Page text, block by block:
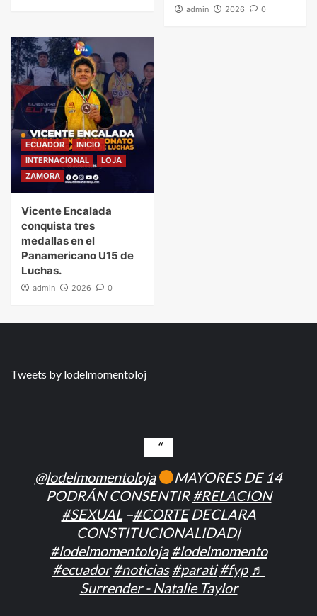
admin 2026 0
ECUADOR
INICIO
INTERNACIONAL
LOJA
ZAMORA
Vicente Encalada
conquista tres
medallas en el
Panamericano U15 de
Luchas.
admin 2026 0
Tweets by lodelmomentoloj
@lodelmomentoloja
MAYORES DE 14
PODRÁN CONSENTIR#RELACION
#SEXUAL –#CORTEDECLARA
CONSTITUCIONALIDAD|
#lodelmomentoloja #lodelmomento
#ecuador #noticias #parati #fyp ♬
Surrender - Natalie Taylor